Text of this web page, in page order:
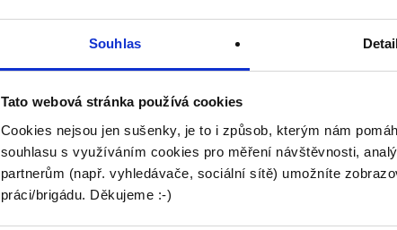
Souhlas
Tato webová stránka používá cookies
Cookies nejsou jen sušenky, je to i způsob, kterým nám
souhlasu s využíváním cookies pro měření návštěvnosti,
partnerům (např. vyhledávače, sociální sítě) umožníte
práci/brigádu. Děkujeme :-)